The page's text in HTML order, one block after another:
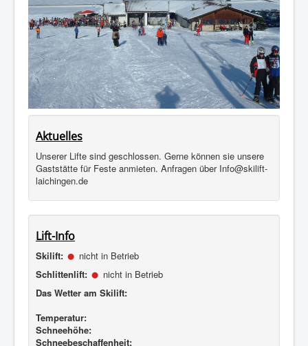
Aktuelles
Unserer Lifte sind geschlossen. Gerne können sie unsere
Gaststätte für Feste anmieten. Anfragen über Info@skilift-
laichingen.de
Lift-Info
Skilift:
nicht in Betrieb
Schlittenlift:
nicht in Betrieb
Das Wetter am Skilift:
Temperatur:
Schneehöhe:
Schneebeschaffenheit: